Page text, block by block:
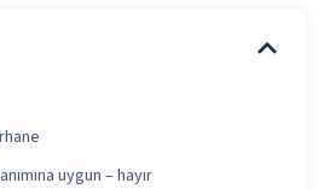
uygun – hayır